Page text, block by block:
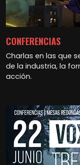
CONFERENCIAS
Charlas en las que
de la industria, la
acción.